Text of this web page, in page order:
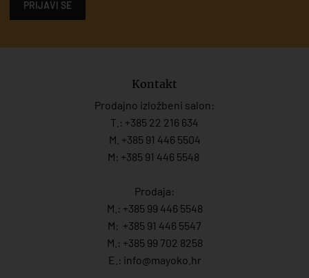
PRIJAVI SE
Kontakt
Prodajno izložbeni salon:
T.: +385 22 216 634
M. +385 91 446 5504
M: +385 91 446 5548
Prodaja:
M.: +385 99 446 5548
M: +385 91 446 5547
M.: +385 99 702 8258
E.: info@mayoko. hr